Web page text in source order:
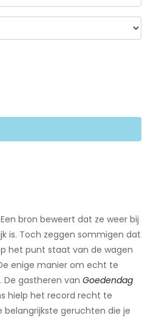
bron beweert dat ze weer bij
is. Toch zeggen sommigen dat
het punt staat van de wagen
enige manier om echt te
De gastheren van Goedendag
hielp het record recht te
geruchten die je